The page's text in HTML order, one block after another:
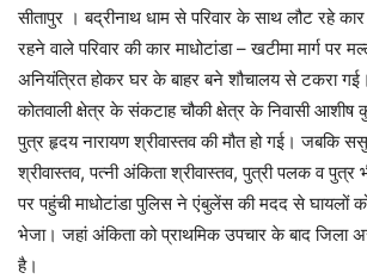
सीतापुर । बद्रीनाथ धाम से परिवार के साथ लौट रहे
रहने वाले परिवार की कार माधोटांडा – खटीमा मार्ग पर
अनियंत्रित होकर घर के बाहर बने शौचालय से टकरा
कोतवाली क्षेत्र के संकटाह चौकी क्षेत्र के निवासी आशीष
पुत्र हृदय नारायण श्रीवास्तव की मौत हो गई। जबकि
श्रीवास्तव, पत्नी अंकिता श्रीवास्तव, पुत्री पलक व
पर पहुंची माधोटांडा पुलिस ने एंबुलेंस की मदद से घायलों
भेजा। जहां अंकिता को प्राथमिक उपचार के बाद जिला
है।